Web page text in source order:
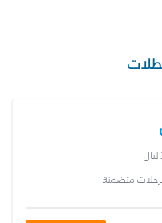
متضمنة